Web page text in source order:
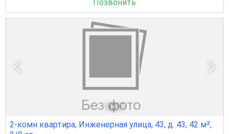
Позвонить
1 из 1
2-комн квартира, Инженерная улица, 43, д. 43, 42 м²,